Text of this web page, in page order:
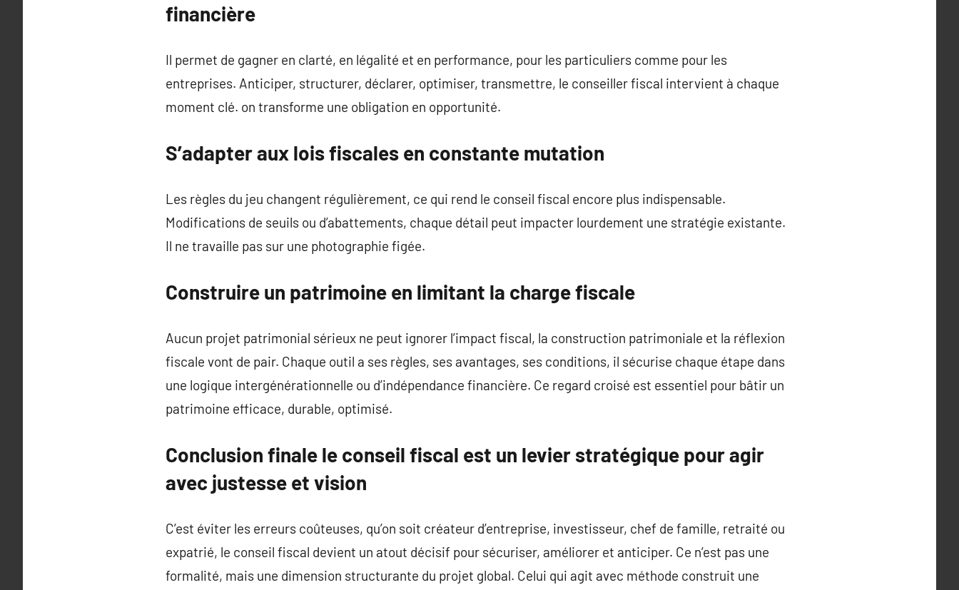
financière
Il permet de gagner en clarté, en légalité et en performance, pour les particuliers comme pour les
entreprises. Anticiper, structurer, déclarer, optimiser, transmettre, le conseiller fiscal intervient à chaque
moment clé. on transforme une obligation en opportunité.
S’adapter aux lois fiscales en constante mutation
Les règles du jeu changent régulièrement, ce qui rend le conseil fiscal encore plus indispensable.
Modifications de seuils ou d’abattements, chaque détail peut impacter lourdement une stratégie existante.
Il ne travaille pas sur une photographie figée.
Construire un patrimoine en limitant la charge fiscale
Aucun projet patrimonial sérieux ne peut ignorer l’impact fiscal, la construction patrimoniale et la réflexion
fiscale vont de pair. Chaque outil a ses règles, ses avantages, ses conditions, il sécurise chaque étape dans
une logique intergénérationnelle ou d’indépendance financière. Ce regard croisé est essentiel pour bâtir un
patrimoine efficace, durable, optimisé.
Conclusion finale le conseil fiscal est un levier stratégique pour agir
avec justesse et vision
C’est éviter les erreurs coûteuses, qu’on soit créateur d’entreprise, investisseur, chef de famille, retraité ou
expatrié, le conseil fiscal devient un atout décisif pour sécuriser, améliorer et anticiper. Ce n’est pas une
formalité, mais une dimension structurante du projet global. Celui qui agit avec méthode construit une